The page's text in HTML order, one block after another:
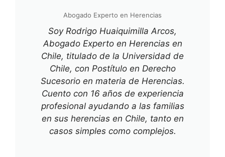
Abogado Experto en Herencias
Soy Rodrigo Huaiquimilla Arcos,
Abogado Experto en Herencias en
Chile, titulado de la Universidad de
Chile, con Postítulo en Derecho
Sucesorio en materia de Herencias.
Cuento con 16 años de experiencia
profesional ayudando a las familias
en sus herencias en Chile, tanto en
casos simples como complejos.